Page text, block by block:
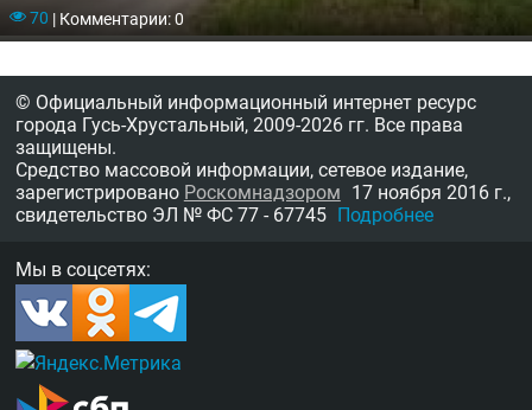
70 |Комментарии: 0
© Официальный информационный интернет ресурс
города Гусь-Хрустальный, 2009-2026 гг. Все права
защищены.
Средство массовой информации, сетевое издание,
зарегистрировано Роскомнадзором 17 ноября 2016 г.,
свидетельство ЭЛ № ФС 77 - 67745 Подробнее
Мы в соцсетях: